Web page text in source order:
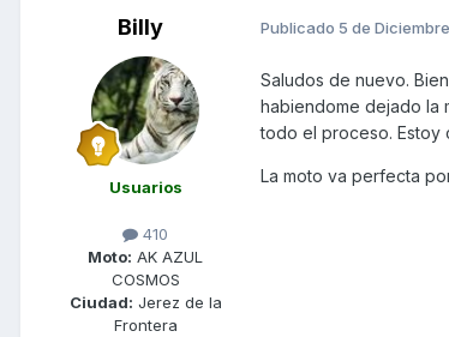
Billy
Usuarios
410
Moto: AK AZUL
COSMOS
Ciudad: Jerez de la
Frontera
Publicado 5 de
Saludos de nuevo.
habiendome dejado la
todo el proceso. Estoy
La moto va perfecta